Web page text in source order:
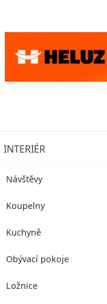
INTERIÉR
Návštěvy
Koupelny
Kuchyně
Obývací pokoje
Ložnice